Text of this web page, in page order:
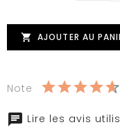
 AJOUTER AU
Note
Lire les avis